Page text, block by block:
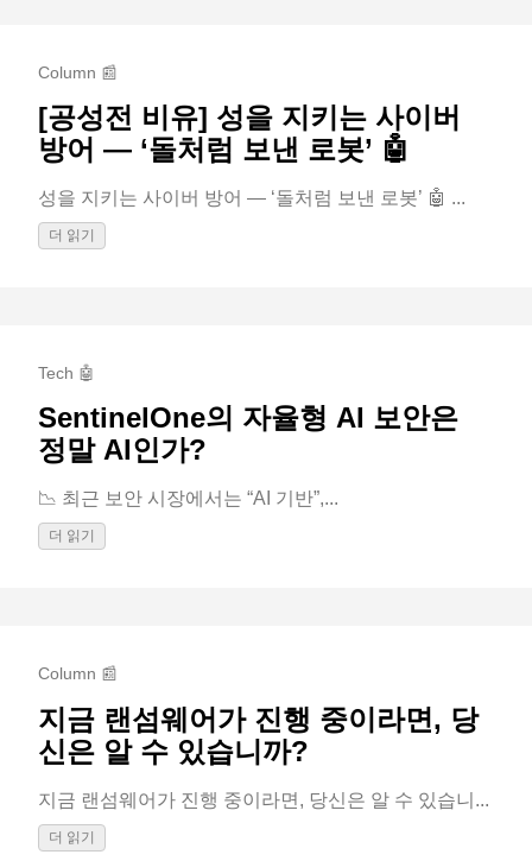
Column 📰
[공성전 비유] 성을 지키는 사이버
방어 — ‘돌처럼 보낸 로봇’ 🤖
성을 지키는 사이버 방어 — ‘돌처럼 보낸 로봇’ 🤖 ...
더 읽기
Tech 🤖
SentinelOne의 자율형 AI 보안은
정말 AI인가?
📉 최근 보안 시장에서는 “AI 기반”,...
더 읽기
Column 📰
지금 랜섬웨어가 진행 중이라면, 당
신은 알 수 있습니까?
지금 랜섬웨어가 진행 중이라면, 당신은 알 수 있습니...
더 읽기